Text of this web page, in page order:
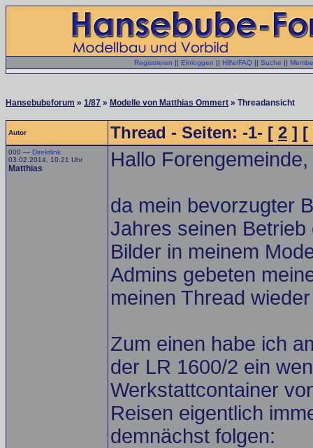
Registrieren || Einloggen || Hilfe/FAQ || Suche ||
Hansebubeforum » 1/87 » Modelle von Matthias Ommert » Threadansicht
Autor Thread - Seiten: -1- [ 2 ] [
000 — Direktlink
03.02.2014, 10:21 Uhr
Matthias Hallo Forengemeinde,
da mein bevorzugter
Jahres seinen
Bilder in meinem
Admins gebeten
meinen Thread
Zum einen habe ich
der LR 1600/2 ein
Werkstattcontainer
Reisen eigentlich
demnächst folgen: